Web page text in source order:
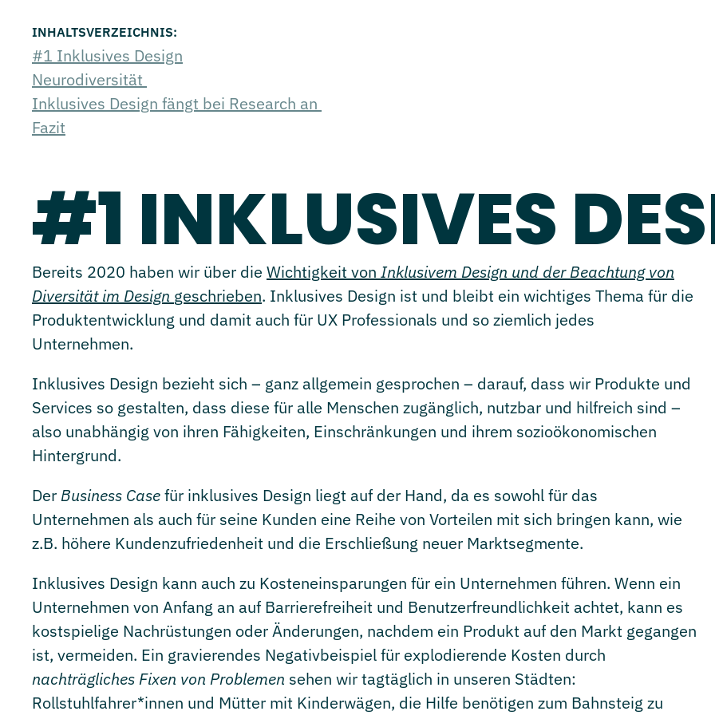
#1 Inklusives Design
Neurodiversität
Inklusives Design fängt bei Research an
Fazit
#1 INKLUSIVES
Bereits 2020 haben wir über die Wichtigkeit von Inklusivem Design und der Beachtung von
Diversität im Design geschrieben. Inklusives Design ist und bleibt ein wichtiges Thema für die
Produktentwicklung und damit auch für UX Professionals und so ziemlich jedes
Unternehmen.
Inklusives Design bezieht sich – ganz allgemein gesprochen – darauf, dass wir Produkte und
Services so gestalten, dass diese für alle Menschen zugänglich, nutzbar und hilfreich sind –
also unabhängig von ihren Fähigkeiten, Einschränkungen und ihrem sozioökonomischen
Hintergrund.
DerBusiness Casefür inklusives Design liegt auf der Hand, da es sowohl für das
Unternehmen als auch für seine Kunden eine Reihe von Vorteilen mit sich bringen kann, wie
z.B. höhere Kundenzufriedenheit und die Erschließung neuer Marktsegmente.
Inklusives Design kann auch zu Kosteneinsparungen für ein Unternehmen führen. Wenn ein
Unternehmen von Anfang an auf Barrierefreiheit und Benutzerfreundlichkeit achtet, kann es
kostspielige Nachrüstungen oder Änderungen, nachdem ein Produkt auf den Markt gegangen
ist, vermeiden. Ein gravierendes Negativbeispiel für explodierende Kosten durch
nachträgliches Fixen von Problemen sehen wir tagtäglich in unseren Städten:
Rollstuhlfahrer*innen und Mütter mit Kinderwägen, die Hilfe benötigen zum Bahnsteig zu